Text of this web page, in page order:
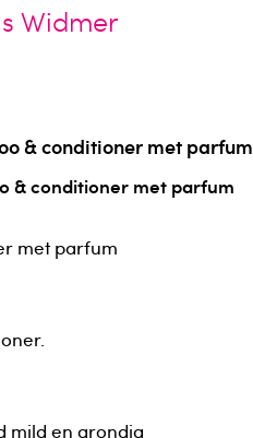
Widmer
& conditioner met parfum
& conditioner met parfum
met parfum
mild en grondig